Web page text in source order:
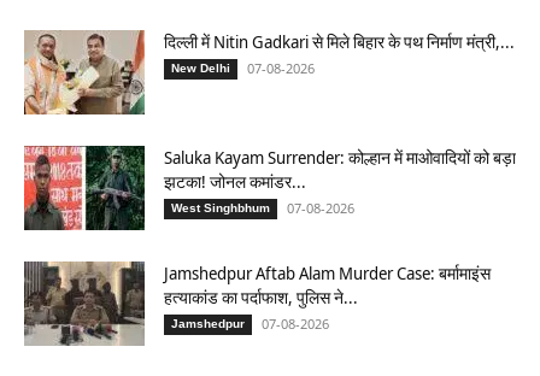
दिल्ली में Nitin Gadkari से मिले बिहार के पथ निर्माण मंत्री,...
New Delhi 07-08-2026
Saluka Kayam Surrender: कोल्हान में माओवादियों को बड़ा
झटका! जोनल कमांडर...
West Singhbhum 07-08-2026
Jamshedpur Aftab Alam Murder Case: बर्मामाइंस
हत्याकांड का पर्दाफाश, पुलिस ने...
Jamshedpur 07-08-2026